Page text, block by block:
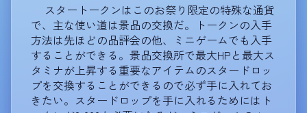
スタートークンはこのお祭り限定の特殊な通貨
で、主な使い道は景品の交換だ。トークンの入手
方法は先ほどの品評会の他、ミニゲームでも入手
することができる。景品交換所で最大HPと最大ス
タミナが上昇する重要なアイテムのスタードロッ
プを交換することができるので必ず手に入れてお
きたい。スタードロップを手に入れるためにはト